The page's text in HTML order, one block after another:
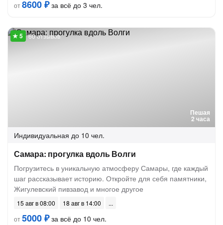
от8600 ₽за всё до 3 чел.
Пешая
2 часа
60 отзывов
Индивидуальная до 10 чел.
Самара: прогулка вдоль Волги
Погрузитесь в уникальную атмосферу Самары, где каждый
шаг рассказывает историю. Откройте для себя памятники,
Жигулевский пивзавод и многое другое
15 авг в 08:00
18 авг в 14:00
от5000 ₽за всё до 10 чел.